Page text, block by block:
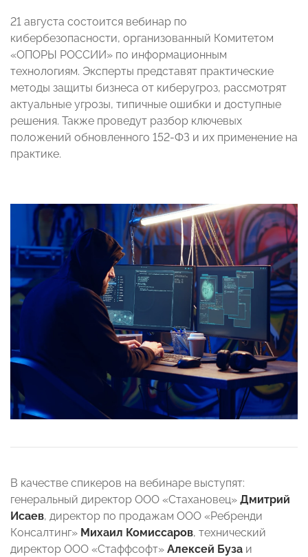
21 августа состоится вебинар по
кибербезопасности, организованный Комитетом
«ОПОРЫ РОССИИ» по информационным
технологиям. Эксперты представят практические
методы защиты бизнеса от киберугроз, рассмотрят
актуальные угрозы, типичные ошибки и доступные
решения. Также проведут разбор ключевых
положений обновленного 152-ФЗ и их применение на
практике.
В качестве спикеров на вебинаре выступят:
генеральный директор ООО «Стахановец» Дмитрий
Исаев, директор по продажам ООО «Ребренди
Консалтинг» Михаил Комиссаров, технический
директор ООО «Стаффсофт» Алексей Буза и